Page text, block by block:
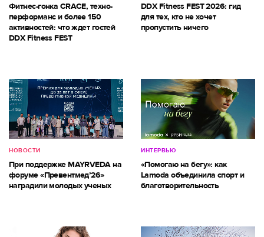
Фитнес-гонка CRACE, техно-
перформанс и более 150
активностей: что ждет гостей
DDX Fitness FEST
DDX Fitness FEST 2026: гид
для тех, кто не хочет
пропустить ничего
НОВОСТИ
При поддержке MAYRVEDA на
форуме «Превентмед’26»
наградили молодых ученых
ИНТЕРВЬЮ
«Помогаю на бегу»: как
Lamoda объединила спорт и
благотворительность